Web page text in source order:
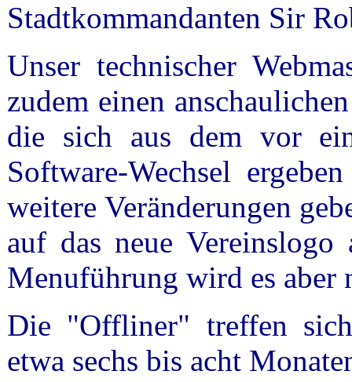
Stadtkommandanten Sir
Unser technischer
zudem einen
die sich aus dem vor
Software-Wechsel
weitere Veränderungen
auf das neue
Menuführung wird es aber
Die "Offliner" treffen
etwa sechs bis acht